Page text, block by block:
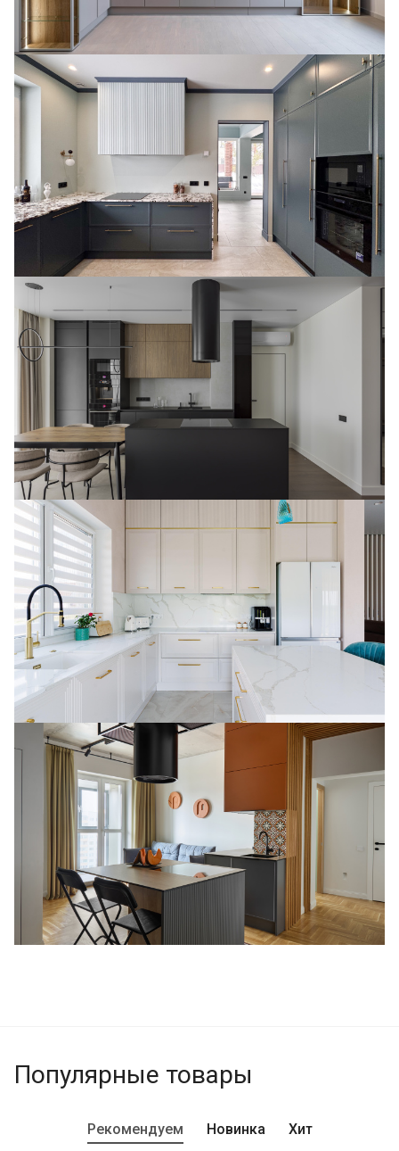
Очень необычная кухня Lotus в кобальтовом
Кухня в цвете антрацит в ЖК D3
Легкая пудровая кухня Prizma с золотистыми
элементами
Яркая необычная кухня Dream в ЖК
"Фарфоровый"
Популярные товары
Рекомендуем Новинка Хит